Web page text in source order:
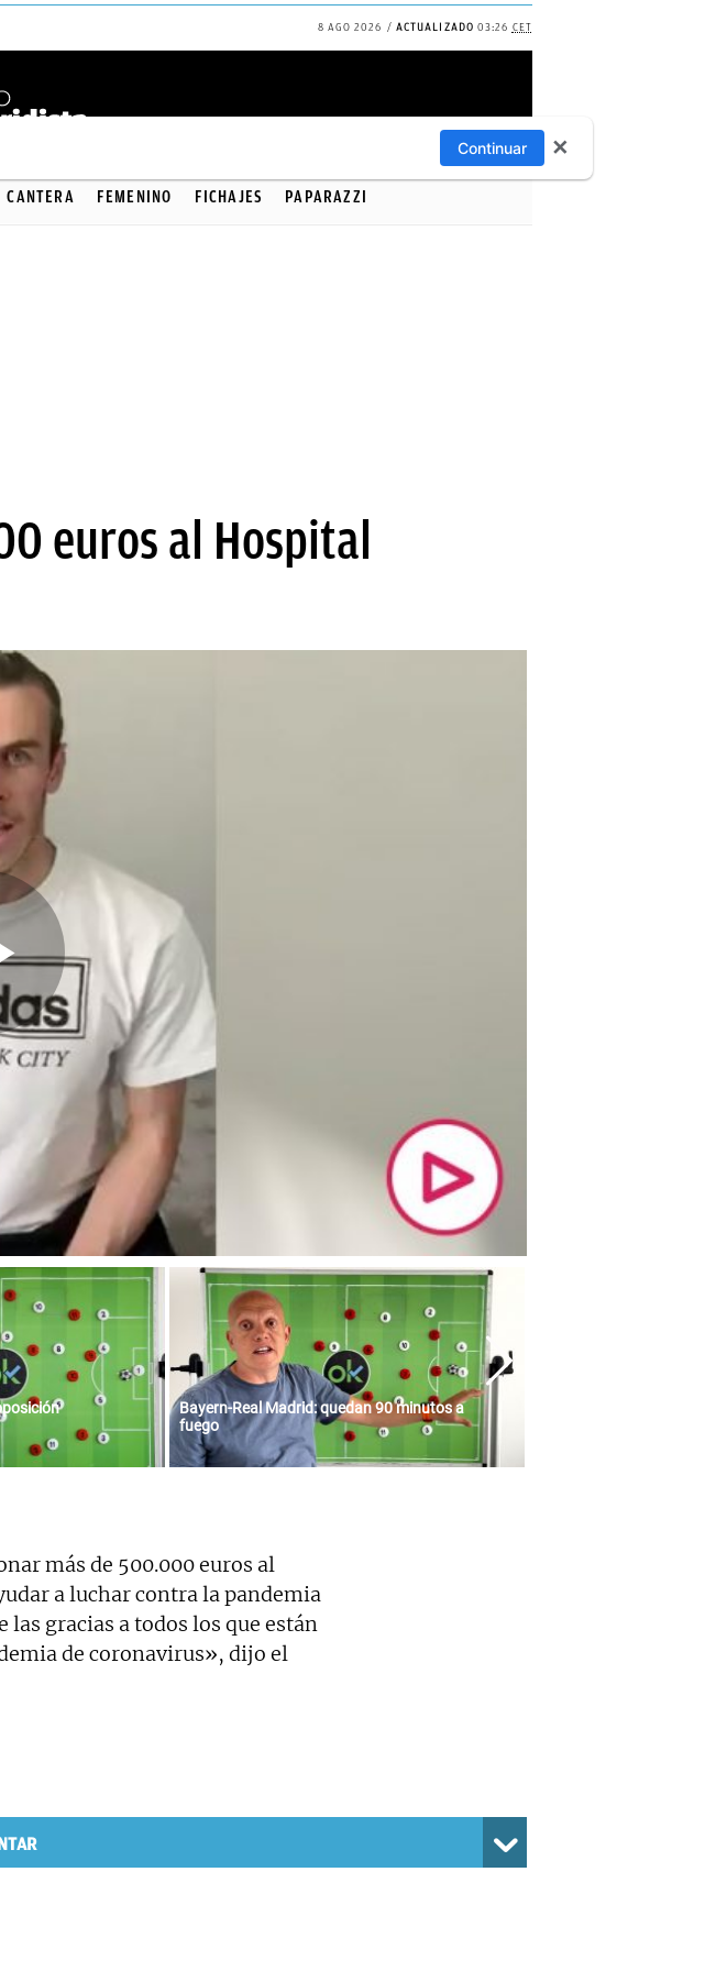
8 AGO 2026 ACTUALIZADO 03:26 CET
CANTERA FEMENINO FICHAJES PAPARAZZI
euros al Hospital
Bayern-Real Madrid: quedan 90 minutos a
fuego
más de 500.000 euros al
a luchar contra la pandemia
gracias a todos los que están
de coronavirus», dijo el
Continuar ✕